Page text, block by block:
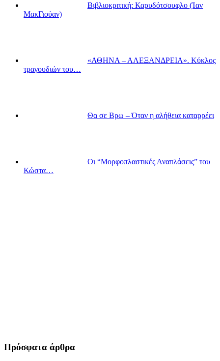
Βιβλιοκριτική: Καρυδότσουφλο (Ίαν
ΜακΓιούαν)
«ΑΘΗΝΑ – ΑΛΕΞΑΝΔΡΕΙΑ». Κύκλος
τραγουδιών του…
Θα σε Βρω – Όταν η αλήθεια καταρρέει
Οι “Μορφοπλαστικές Αναπλάσεις” του
Κώστα…
Πρόσφατα άρθρα